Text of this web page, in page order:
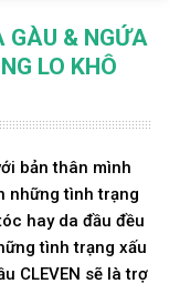
GÀU & NGỨA
LO KHÔ
bản thân mình
những tình trạng
hay da đầu đều
tình trạng xấu
CLEVEN sẽ là trợ